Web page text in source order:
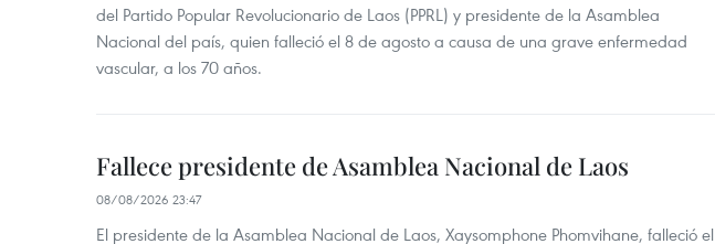
del Partido Popular Revolucionario de Laos (PPRL) y presidente de la Asamblea
Nacional del país, quien falleció el 8 de agosto a causa de una grave enfermedad
vascular, a los 70 años.
Fallece presidente de Asamblea Nacional de Laos
08/08/2026 23:47
El presidente de la Asamblea Nacional de Laos, Xaysomphone Phomvihane, falleció el